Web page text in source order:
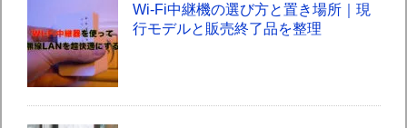
Wi-Fi中継機の選び方と置き場所｜現
行モデルと販売終了品を整理